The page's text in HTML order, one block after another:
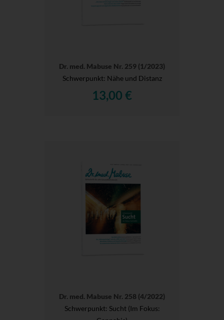
Dr. med. Mabuse Nr. 259 (1/2023)
Schwerpunkt: Nähe und Distanz
13,00 €
Dr. med. Mabuse Nr. 258 (4/2022)
Schwerpunkt: Sucht (Im Fokus: